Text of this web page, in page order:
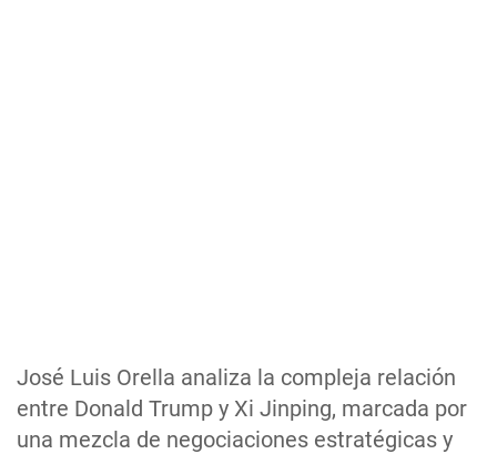
José Luis Orella analiza la compleja relación
entre Donald Trump y Xi Jinping, marcada por
una mezcla de negociaciones estratégicas y